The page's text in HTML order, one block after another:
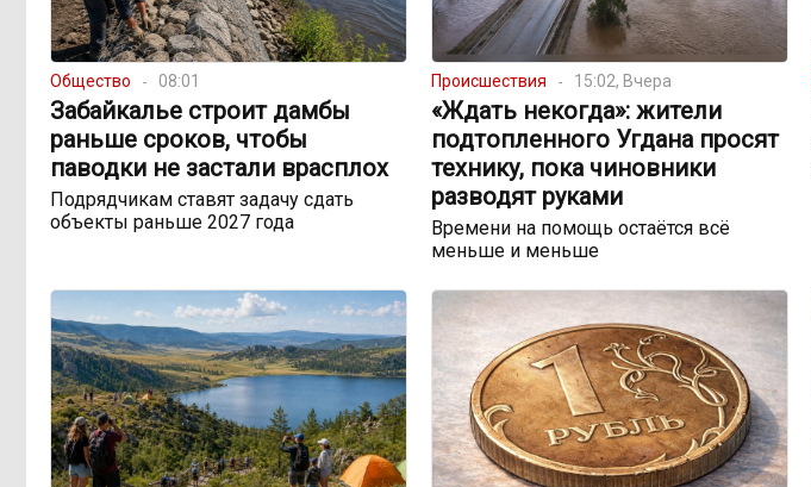
Общество 08:01
Забайкалье строит дамбы
раньше сроков, чтобы
паводки не застали врасплох
Подрядчикам ставят задачу сдать
объекты раньше 2027 года
Происшествия 15:02, Вчера
«Ждать некогда»: жители
подтопленного Угдана просят
технику, пока чиновники
разводят руками
Времени на помощь остаётся всё
меньше и меньше